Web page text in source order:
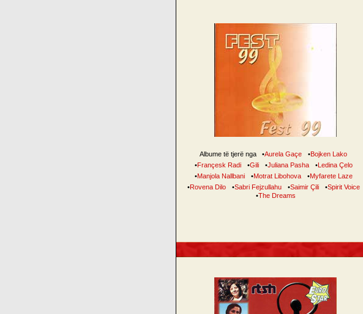
Albume të tjerë nga •Aurela Gaçe •Bojken Lako
•Françesk Radi •Gili •Juliana Pasha •Ledina Çelo
•Manjola Nallbani •Motrat Libohova •Myfarete Laze
•Rovena Dilo •Sabri Fejzullahu •Saimir Çili •Spirit Voice
•The Dreams